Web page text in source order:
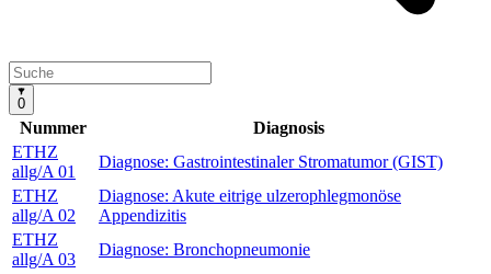
0
Nummer
Diagnosis
ETHZ
allg/A 01
Diagnose: Gastrointestinaler Stromatumor (GIST)
ETHZ
allg/A 02
Diagnose: Akute eitrige ulzerophlegmonöse
Appendizitis
ETHZ
allg/A 03
Diagnose: Bronchopneumonie